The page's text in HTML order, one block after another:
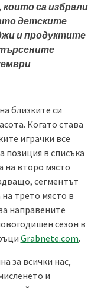
са избрали
детските
и продуктите
близките си
Когато става
играчки все
в списъка
на второ място
сегментът
на трето място в
направените
сезон в
Grabnete.com.
за всички нас,
и